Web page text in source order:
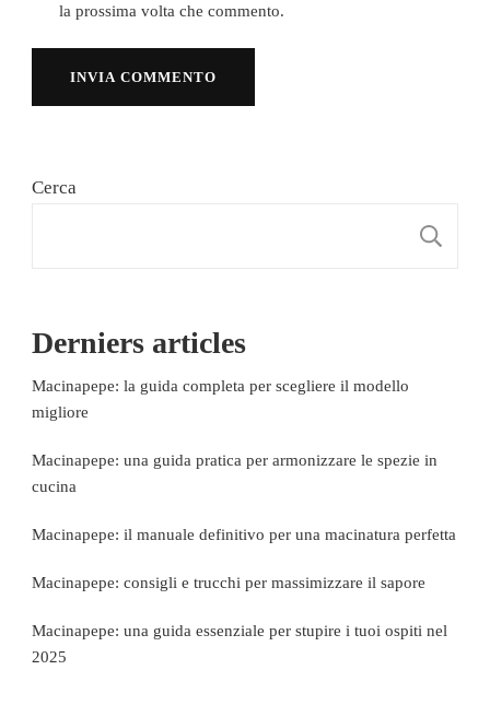
la prossima volta che commento.
Cerca
Derniers articles
Macinapepe: la guida completa per scegliere il modello
migliore
Macinapepe: una guida pratica per armonizzare le spezie in
cucina
Macinapepe: il manuale definitivo per una macinatura perfetta
Macinapepe: consigli e trucchi per massimizzare il sapore
Macinapepe: una guida essenziale per stupire i tuoi ospiti nel
2025